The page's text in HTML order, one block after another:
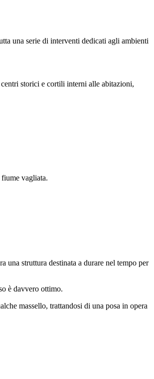
una serie di interventi dedicati agli ambienti
storici e cortili interni alle abitazioni,
fiume vagliata.
una struttura destinata a durare nel tempo per
è davvero ottimo.
massello, trattandosi di una posa in opera